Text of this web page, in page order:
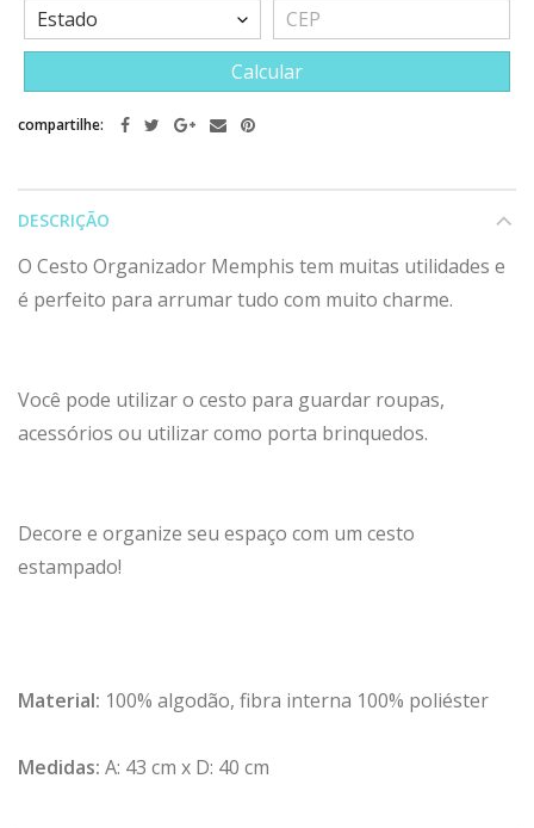
Calcular
compartilhe:
DESCRIÇÃO
O Cesto Organizador Memphis tem muitas utilidades e
é perfeito para arrumar tudo com muito charme.
Você pode utilizar o cesto para guardar roupas,
acessórios ou utilizar como porta brinquedos.
Decore e organize seu espaço com um cesto
estampado!
Material: 100% algodão, fibra interna 100% poliéster
Medidas: A: 43 cm x D: 40 cm